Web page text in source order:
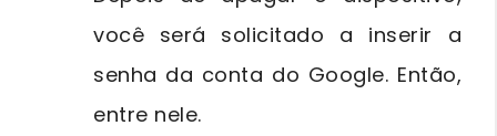
você será solicitado a inserir a
senha da conta do Google. Então,
entre nele.